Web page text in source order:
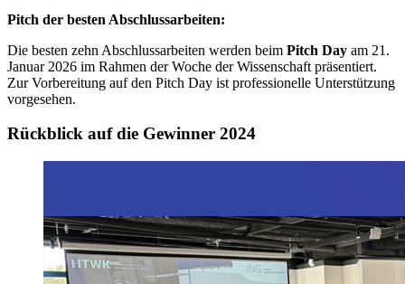
Pitch der besten Abschlussarbeiten:
Die besten zehn Abschlussarbeiten werden beim Pitch Day am 21.
Januar 2026 im Rahmen der Woche der Wissenschaft präsentiert.
Zur Vorbereitung auf den Pitch Day ist professionelle Unterstützung
vorgesehen.
Rückblick auf die Gewinner 2024